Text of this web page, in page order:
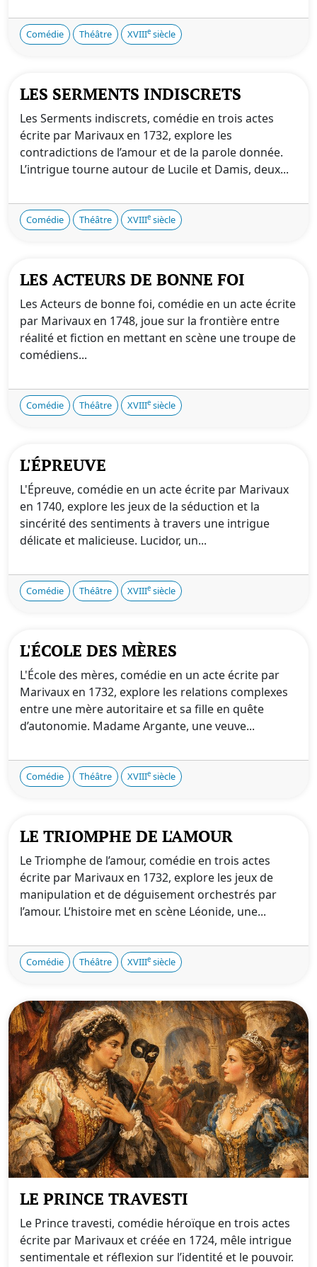
Comédie Théâtre XVIIIe siècle
LES SERMENTS INDISCRETS
Les Serments indiscrets, comédie en trois actes
écrite par Marivaux en 1732, explore les
contradictions de l’amour et de la parole donnée.
L’intrigue tourne autour de Lucile et Damis, deux...
Comédie Théâtre XVIIIe siècle
LES ACTEURS DE BONNE FOI
Les Acteurs de bonne foi, comédie en un acte écrite
par Marivaux en 1748, joue sur la frontière entre
réalité et fiction en mettant en scène une troupe de
comédiens...
Comédie Théâtre XVIIIe siècle
L'ÉPREUVE
L'Épreuve, comédie en un acte écrite par Marivaux
en 1740, explore les jeux de la séduction et la
sincérité des sentiments à travers une intrigue
délicate et malicieuse. Lucidor, un...
Comédie Théâtre XVIIIe siècle
L'ÉCOLE DES MÈRES
L'École des mères, comédie en un acte écrite par
Marivaux en 1732, explore les relations complexes
entre une mère autoritaire et sa fille en quête
d’autonomie. Madame Argante, une veuve...
Comédie Théâtre XVIIIe siècle
LE TRIOMPHE DE L'AMOUR
Le Triomphe de l’amour, comédie en trois actes
écrite par Marivaux en 1732, explore les jeux de
manipulation et de déguisement orchestrés par
l’amour. L’histoire met en scène Léonide, une...
Comédie Théâtre XVIIIe siècle
LE PRINCE TRAVESTI
Le Prince travesti, comédie héroïque en trois actes
écrite par Marivaux et créée en 1724, mêle intrigue
sentimentale et réflexion sur l’identité et le pouvoir.